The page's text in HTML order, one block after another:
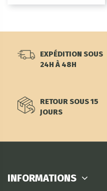
EXPÉDITION SOUS
24H À 48H
RETOUR SOUS 15
JOURS
INFORMATIONS